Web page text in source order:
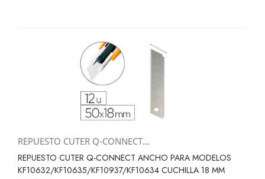
REPUESTO CUTER Q-CONNECT...
REPUESTO CUTER Q-CONNECT ANCHO PARA MODELOS
KF10632/KF10635/KF10937/KF10634 CUCHILLA 18 MM